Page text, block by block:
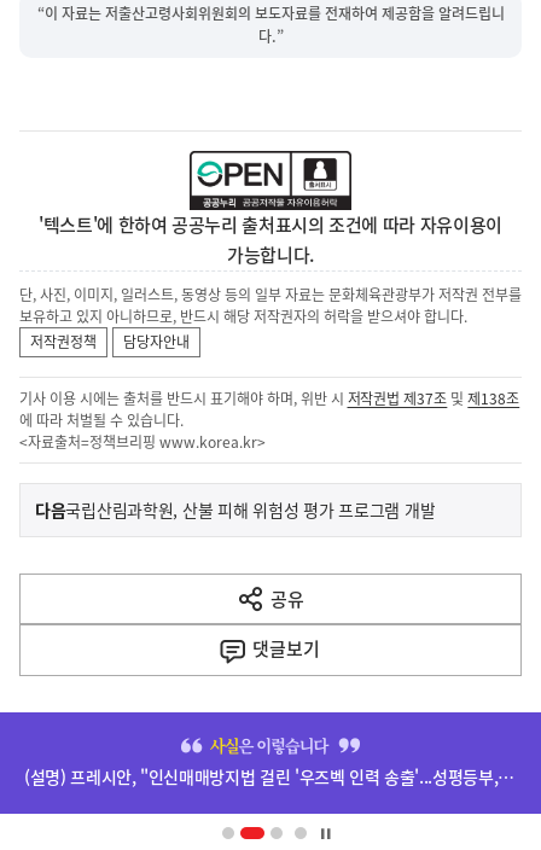
“이 자료는 저출산고령사회위원회의 보도자료를 전재하여 제공함을 알려드립니
다.”
'텍스트'에 한하여 공공누리 출처표시의 조건에 따라 자유이용이
가능합니다.
단, 사진, 이미지, 일러스트, 동영상 등의 일부 자료는 문화체육관광부가 저작권 전부를
보유하고 있지 아니하므로, 반드시 해당 저작권자의 허락을 받으셔야 합니다.
저작권정책
담당자안내
기사 이용 시에는 출처를 반드시 표기해야 하며, 위반 시 저작권법 제37조 및제138조
에 따라 처벌될 수 있습니다.
<자료출처=정책브리핑 www.korea.kr>
이
전
다
음
다음기
국립산림과학원, 산불 피해 위험성 평가 프로그램 개발
공유
열
기
댓글보기
(설명) 프레시안, "인신매매방지법 걸린 '우즈벡 인력 송출'...성평등부,노동·법무부에 개선 요청" 관련